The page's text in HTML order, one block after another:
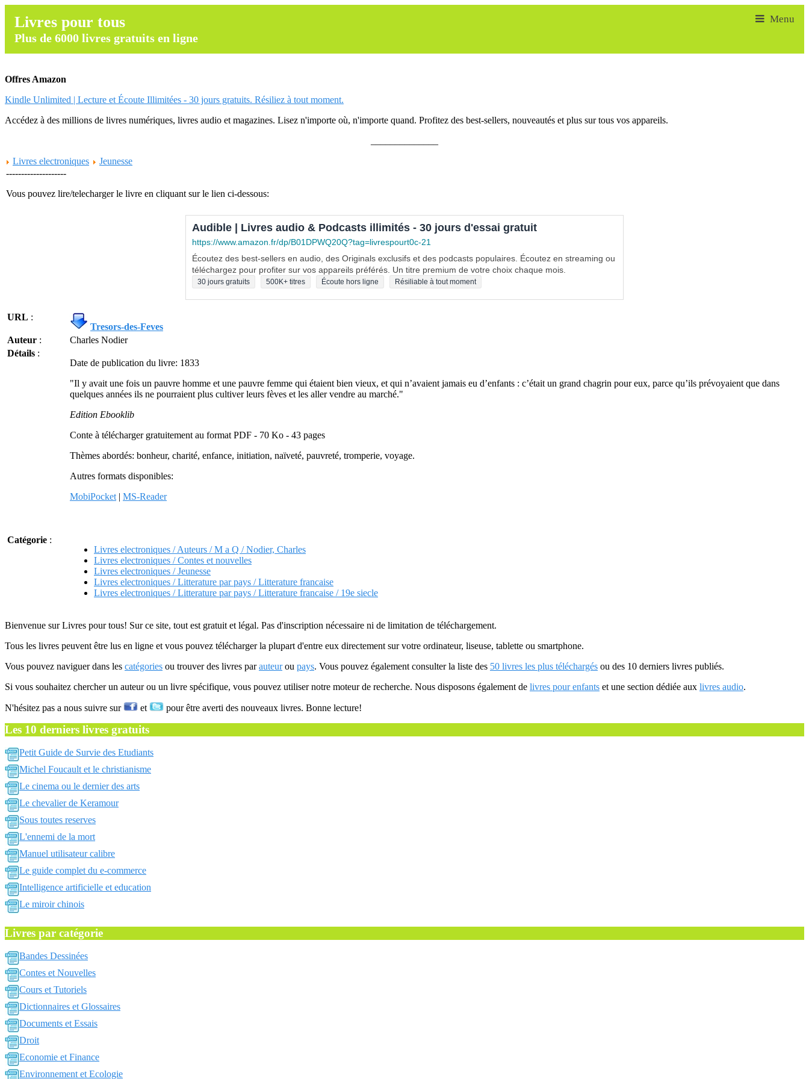
Livres pour tous
Plus de 6000 livres gratuits en ligne
Offres Amazon
Kindle Unlimited | Lecture et Écoute Illimitées - 30 jours gratuits. Résiliez à tout moment.
Accédez à des millions de livres numériques, livres audio et magazines. Lisez n'importe où, n'importe quand. Profitez des best-sellers, nouveautés et plus sur tous vos appareils.
Livres electroniques
Jeunesse
--------------------
Vous pouvez lire/telecharger le livre en cliquant sur le lien ci-dessous:
Audible | Livres audio & Podcasts illimités - 30 jours d'essai gratuit
https://www.amazon.fr/dp/B01DPWQ20Q?tag=livrespourt0c-21
Écoutez des best-sellers en audio, des Originals exclusifs et des podcasts populaires. Écoutez en streaming ou
téléchargez pour profiter sur vos appareils préférés. Un titre premium de votre choix chaque mois.
30 jours gratuits 500K+ titres Écoute hors ligne Résiliable à tout moment
URL :
Tresors-des-Feves
Auteur :
Charles Nodier
Détails :
Date de publication du livre: 1833
"Il y avait une fois un pauvre homme et une pauvre femme qui étaient bien vieux, et qui n’avaient jamais eu d’enfants : c’était un grand chagrin pour eux, parce qu’ils prévoyaient que dans
quelques années ils ne pourraient plus cultiver leurs fèves et les aller vendre au marché."
Edition Ebooklib
Conte à télécharger gratuitement au format PDF - 70 Ko - 43 pages
Thèmes abordés: bonheur, charité, enfance, initiation, naïveté, pauvreté, tromperie, voyage.
Autres formats disponibles:
MobiPocket | MS-Reader
Catégorie :
Livres electroniques / Auteurs / M a Q / Nodier, Charles
Livres electroniques / Contes et nouvelles
Livres electroniques / Jeunesse
Livres electroniques / Litterature par pays / Litterature francaise
Livres electroniques / Litterature par pays / Litterature francaise / 19e siecle
Bienvenue sur Livres pour tous! Sur ce site, tout est gratuit et légal. Pas d'inscription nécessaire ni de limitation de téléchargement.
Tous les livres peuvent être lus en ligne et vous pouvez télécharger la plupart d'entre eux directement sur votre ordinateur, liseuse, tablette ou smartphone.
Vous pouvez naviguer dans les catégories ou trouver des livres parauteurou pays. Vous pouvez également consulter la liste des 50 livres les plus téléchargés ou des 10 derniers livres publiés.
Si vous souhaitez chercher un auteur ou un livre spécifique, vous pouvez utiliser notre moteur de recherche. Nous disposons également de livres pour enfants et une section dédiée aux livres audio.
N'hésitez pas a nous suivre sur et pour être averti des nouveaux livres. Bonne lecture!
Les 10 derniers livres gratuits
Petit Guide de Survie des Etudiants
Michel Foucault et le christianisme
Le cinema ou le dernier des arts
Le chevalier de Keramour
Sous toutes reserves
L'ennemi de la mort
Manuel utilisateur calibre
Le guide complet du e-commerce
Intelligence artificielle et education
Le miroir chinois
Livres par catégorie
Bandes Dessinées
Contes et Nouvelles
Cours et Tutoriels
Dictionnaires et Glossaires
Documents et Essais
Droit
Economie et Finance
Environnement et Ecologie